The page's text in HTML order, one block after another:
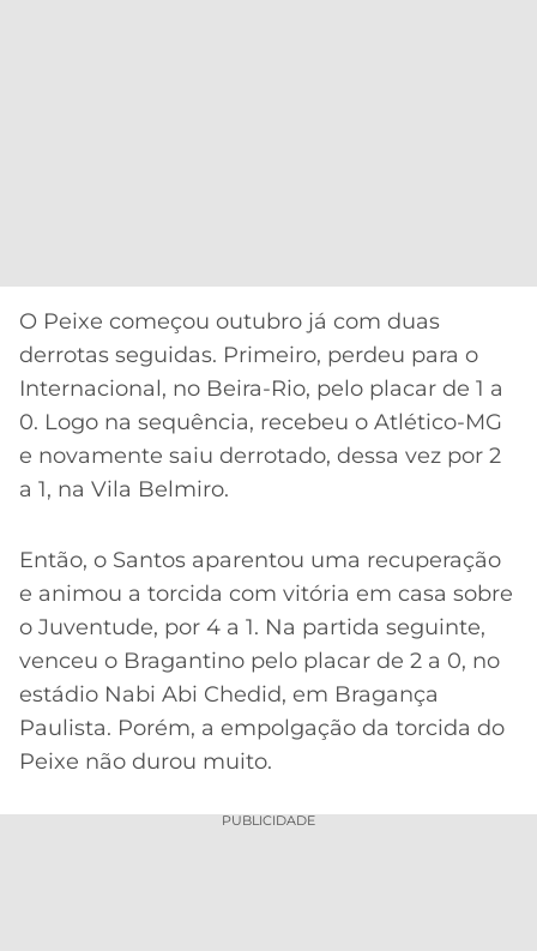
CASSINOS
2026
GRÊMIO
ATLÉTICO
MG
CRUZEIRO
LALIGA
O Peixe começou outubro já com duas
derrotas seguidas. Primeiro, perdeu para o
Internacional, no Beira-Rio, pelo placar de 1 a
0. Logo na sequência, recebeu o Atlético-MG
e novamente saiu derrotado, dessa vez por 2
a 1, na Vila Belmiro.
Então, o Santos aparentou uma recuperação
e animou a torcida com vitória em casa sobre
o Juventude, por 4 a 1. Na partida seguinte,
venceu o Bragantino pelo placar de 2 a 0, no
estádio Nabi Abi Chedid, em Bragança
Paulista. Porém, a empolgação da torcida do
Peixe não durou muito.
PUBLICIDADE